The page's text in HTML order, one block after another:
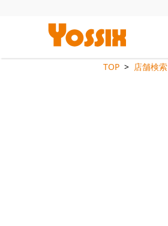
TOP 店舗検索